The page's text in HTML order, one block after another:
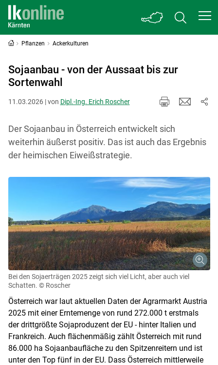
Pflanzen Ackerkulturen
Sojaanbau - von der Aussaat bis zur
Sortenwahl
11.03.2026 | von Dipl.-Ing. Erich Roscher
Der Sojaanbau in Österreich entwickelt sich
weiterhin äußerst positiv. Das ist auch das Ergebnis
der heimischen Eiweißstrategie.
Bei den Sojaerträgen 2025 zeigt sich viel Licht, aber auch viel
Schatten. © Roscher
Österreich war laut aktuellen Daten der Agrarmarkt Austria
2025 mit einer Erntemenge von rund 272.000 t erstmals
der drittgrößte Sojaproduzent der EU - hinter Italien und
Frankreich. Auch flächenmäßig zählt Österreich mit rund
86.000 ha Sojaanbaufläche zu den Spitzenreitern und ist
unter den Top fünf in der EU. Dass Österreich mittlerweile